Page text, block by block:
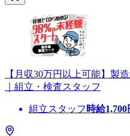
【月収30万円以上可能】製
｜組立・検査スタッフ
組立スタッフ 時給1,700